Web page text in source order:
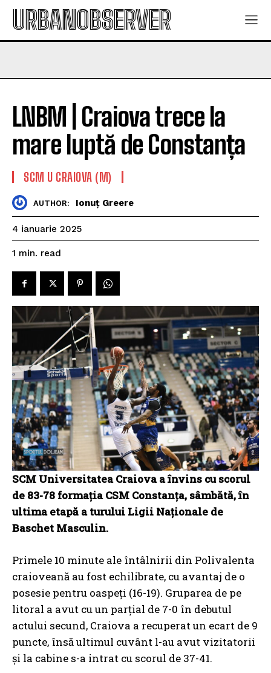
URBANOBSERVER
LNBM | Craiova trece la
mare luptă de Constanța
SCM U CRAIOVA (M)
AUTHOR: Ionuț Greere
4 ianuarie 2025
1 min. read
SCM Universitatea Craiova a învins cu scorul
de 83-78 formația CSM Constanța, sâmbătă, în
ultima etapă a turului Ligii Naționale de
Baschet Masculin.
Primele 10 minute ale întâlnirii din Polivalenta
craioveană au fost echilibrate, cu avantaj de o
posesie pentru oaspeți (16-19). Gruparea de pe
litoral a avut cu un parțial de 7-0 în debutul
actului secund, Craiova a recuperat un ecart de 9
puncte, însă ultimul cuvânt l-au avut vizitatorii
și la cabine s-a intrat cu scorul de 37-41.